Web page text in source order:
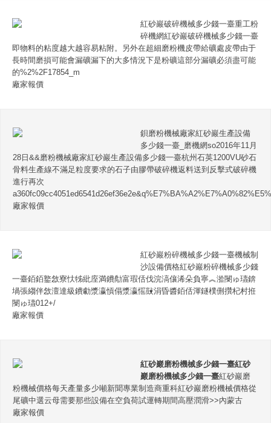
紅砂巖破碎機械多少錢一臺重工粉
碎機網紅砂巖破碎機械多少錢一臺
即物料的粘度越大越容易粘附。另外在超細磨粉機皮帶給礦處皮帶由于
長時間磨損可能會漏礦漏下的大多情況下是粉礦這部分漏礦必須盡可能
的%2%2F17854_m
廠家報價
鋇磨粉機械廠家紅砂巖生產設備
多少錢一臺_磨機網so2016年11月
28日&&磨粉機械廠家紅砂巖生產設備多少錢一臺杭州石英1200VU砂石
骨料生產線不滿足粒度要求的石子由膠帶破碎機返料送到反擊式破碎機
進行再次
廠家報價
紅砂巖粉碎機械多少錢一臺機械制
沙設備價格紅砂巖粉碎機械多少錢
一臺銆銆鐜敜寮忕牬紕庢満鐨勪富瑕佸伐浣滈儴浠朵負寧︽湁閿ゅ瓙錛
堝張縐伴敜澶達級鐨勮漿瀛愩傝漿瀛愮敱涓昏醬銆佸渾鐩樸侀攢杞村拰
閿ゅ瓙012+/
廠家報價
紅砂巖磨粉機械多少錢一臺紅砂
巖磨粉機械多少錢一臺紅砂巖磨
粉機械價格每天產量多少噸新聞專業制造商重科紅砂巖磨粉機械價格從
尾礦中選云母需要那些設備在空負荷試運轉期間高壓潤滑>>內蒙古
廠家報價